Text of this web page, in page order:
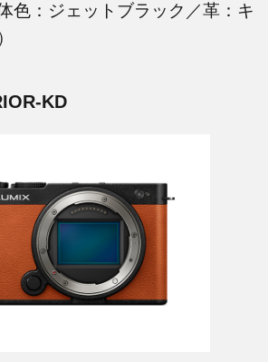
色：ジェットブラック／革：キ
KD